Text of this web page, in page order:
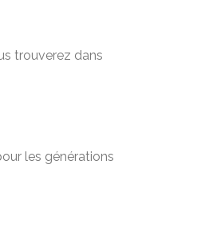
trouverez dans
les générations